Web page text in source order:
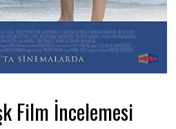
Film İncelemesi